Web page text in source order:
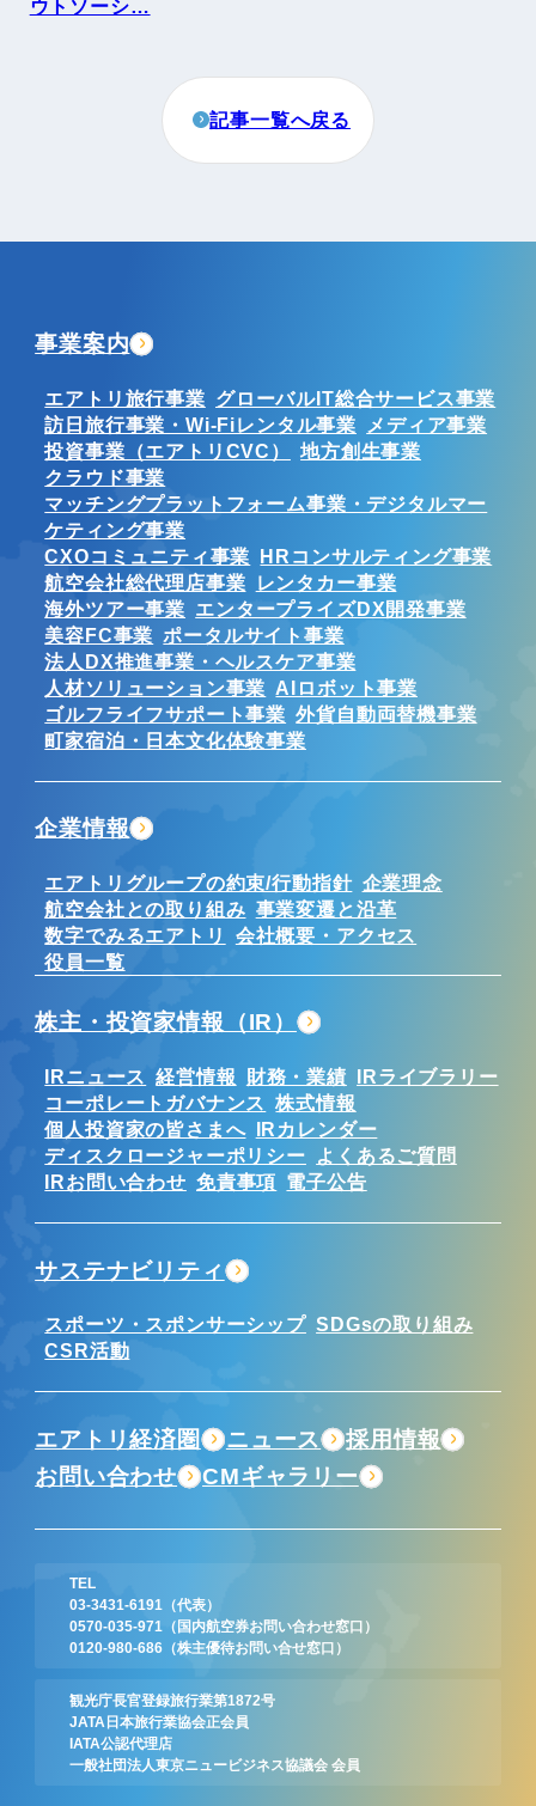
ウトソーシ…
記事一覧へ戻る
TEL
03-3431-6191
（代表）
0570-035-971
（国内航空券お問い合わせ窓口）
0120-980-686 （株主優待お問い合せ窓口）
観光庁長官登録旅行業第1872号
JATA日本旅行業協会正会員
IATA公認代理店
一般社団法人東京ニュービジネス協議会 会員
事業案内
エアトリ旅行事業 グローバルIT総合サービス事業
訪日旅行事業・Wi-Fiレンタル事業
メディア事業
投資事業（エアトリCVC）
地方創生事業
クラウド事業
マッチングプラットフォーム事業・デジタルマー
ケティング事業
CXOコミュニティ事業 HRコンサルティング事業
航空会社総代理店事業
レンタカー事業
海外ツアー事業
エンタープライズDX開発事業
美容FC事業 ポータルサイト事業
法人DX推進事業・ヘルスケア事業
人材ソリューション事業 AIロボット事業
ゴルフライフサポート事業 外貨自動両替機事業
町家宿泊・日本文化体験事業
企業情報
エアトリグループの約束/行動指針 企業理念
航空会社との取り組み 事業変遷と沿革
数字でみるエアトリ
会社概要・アクセス
役員一覧
株主・投資家情報（IR）
IRニュース 経営情報 財務・業績 IRライブラリー
コーポレートガバナンス 株式情報
個人投資家の皆さまへ IRカレンダー
ディスクロージャーポリシー
よくあるご質問
IRお問い合わせ 免責事項 電子公告
サステナビリティ
スポーツ・スポンサーシップ SDGsの取り組み
CSR活動
エアトリ経済圏 ニュース
採用情報
お問い合わせ
CMギャラリー